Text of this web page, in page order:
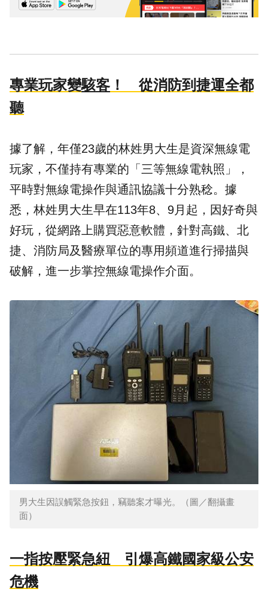
專業玩家變駭客 ！ 從消防到捷運全都
聽
據了解，年僅23歲的林姓男大生是資深無線電
玩家，不僅持有專業的「三等無線電執照」，
平時對無線電操作與通訊協議十分熟稔。據
悉，林姓男大生早在113年8、9月起，因好奇與
好玩，從網路上購買惡意軟體，針對高鐵、北
捷、消防局及醫療單位的專用頻道進行掃描與
破解，進一步掌控無線電操作介面。
男大生因誤觸緊急按鈕，竊聽案才曝光。（圖／翻攝畫
面）
一指按壓緊急紐 引爆高鐵國家級公安
危機